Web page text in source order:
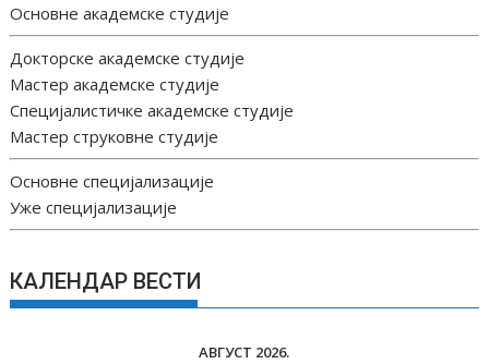
Основне академске студије
Докторске академске студије
Мастер академске студије
Специјалистичке академске студије
Мастер струковне студије
Основне специјализације
Уже специјализације
КАЛЕНДАР ВЕСТИ
АВГУСТ 2026.